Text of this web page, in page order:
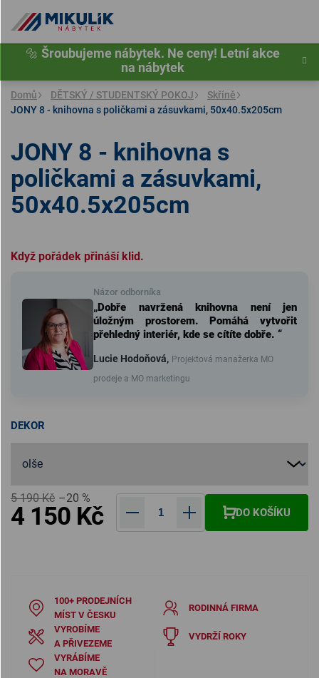
obsah
🔩 Šroubujeme nábytek. Ne ceny! Letní akce
na nábytek
Domů DĚTSKÝ / STUDENTSKÝ POKOJ
Skříně
JONY 8 - knihovna s poličkami a zásuvkami, 50x40.5x205cm
Když pořádek přináší klid.
Názor odborníka
„Dobře navržená knihovna není jen
úložným prostorem. Pomáhá vytvořit
přehledný interiér, kde se cítíte dobře. “
Lucie Hodoňová, Projektová manažerka MO
prodeje a MO marketingu
DEKOR
5 190 Kč –20 %
4 150 Kč
Měrná cena:
DO KOŠÍKU
JONY 8 - knihovna s
poličkami a zásuvkami,
50x40.5x205cm
100+ PRODEJNÍCH
MÍST V ČESKU
RODINNÁ FIRMA
VYROBÍME
A PŘIVEZEME
VYDRŽÍ ROKY
VYRÁBÍME
NA MORAVĚ